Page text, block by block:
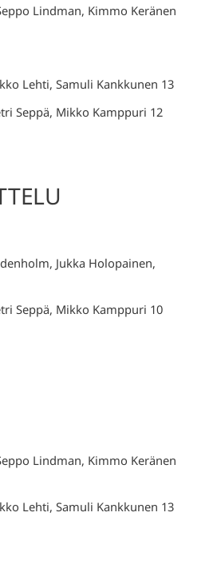
Lindman, Kimmo Keränen
Lehti, Samuli Kankkunen 13
Seppä, Mikko Kamppuri 12
Jukka Holopainen,
Seppä, Mikko Kamppuri 10
Lindman, Kimmo Keränen
Lehti, Samuli Kankkunen 13